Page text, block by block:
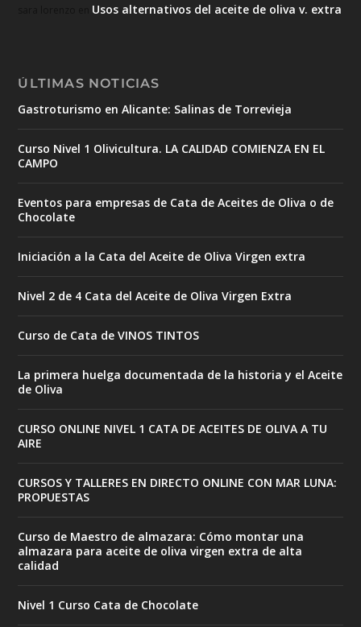
Usos alternativos del aceite de oliva v. extra
ÚLTIMAS NOTICIAS
Gastroturismo en Alicante: Salinas de Torrevieja
Curso Nivel 1 Olivicultura. LA CALIDAD COMIENZA EN EL
CAMPO
Eventos para empresas de Cata de Aceites de Oliva o de
Chocolate
Iniciación a la Cata del Aceite de Oliva Virgen extra
Nivel 2 de 4 Cata del Aceite de Oliva Virgen Extra
Curso de Cata de VINOS TINTOS
La primera huelga documentada de la historia y el Aceite
de Oliva
CURSO ONLINE NIVEL 1 CATA DE ACEITES DE OLIVA A TU
AIRE
CURSOS Y TALLERES EN DIRECTO ONLINE CON MAR LUNA:
PROPUESTAS
Curso de Maestro de almazara: Cómo montar una
almazara para aceite de oliva virgen extra de alta
calidad
Nivel 1 Curso Cata de Chocolate